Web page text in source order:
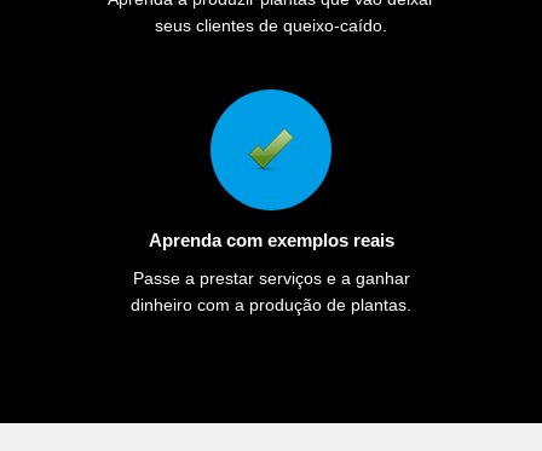
seus clientes de queixo-caído.
Aprenda com exemplos reais
Passe a prestar serviços e a ganhar
dinheiro com a produção de plantas.